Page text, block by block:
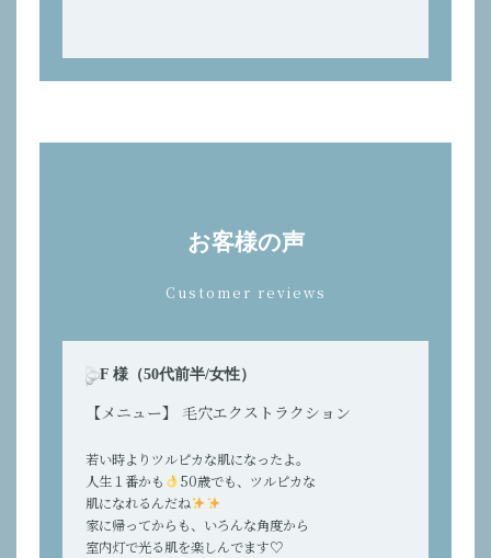
お客様の声
Customer reviews
F 様（50代前半/女性）
【メニュー】 毛穴エクストラクション
若い時よりツルピカな肌になったよ。
人生１番かも
50歳でも、ツルピカな
肌になれるんだね
家に帰ってからも、いろんな角度から
室内灯で光る肌を楽しんでます♡